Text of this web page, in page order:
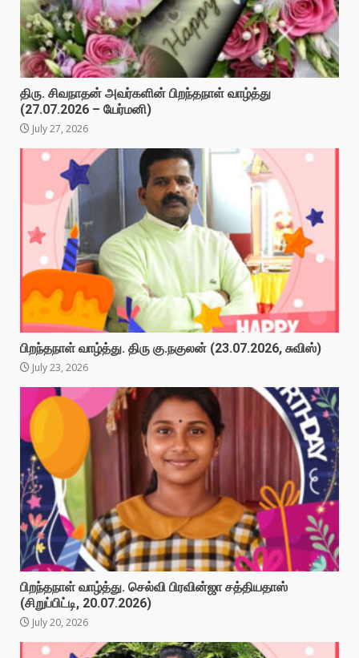
திரு. சிவநாதன் அவர்களின் பிறந்தநாள் வாழ்த்து
(27.07.2026 – யேர்மனி)
July 27, 2026
பிறந்தநாள் வாழ்த்து. திரு கு.நகுலன் (23.07.2026, சுவிஸ்)
July 23, 2026
பிறந்தநாள் வாழ்த்து. செல்வி பிரவின்ஜா சத்தியதாஸ்
(சிறுப்பிட்டி, 20.07.2026)
July 20, 2026